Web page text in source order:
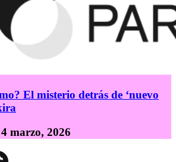
El misterio detrás de ‘nuevo
4 marzo, 2026